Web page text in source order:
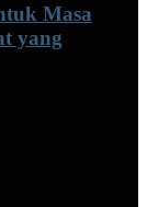
Masa
yang